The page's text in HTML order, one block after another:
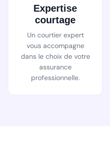
Expertise
courtage
Un courtier expert
vous accompagne
dans le choix de votre
assurance
professionnelle.